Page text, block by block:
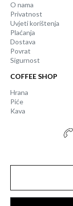
O nama
Privatnost
Uvjeti korištenja
Plaćanja
Dostava
Povrat
Sigurnost
COFFEE SHOP
Hrana
Piće
Kava